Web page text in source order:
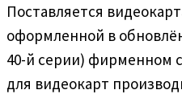
Поставляется
оформленной в
40-й серии) фирменном
для видеокарт